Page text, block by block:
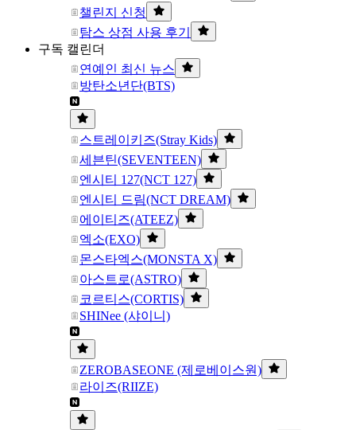
챌린지 신청
탐스 상점 사용 후기
구독 캘린더
연예인 최신 뉴스
방탄소년단(BTS)
스트레이키즈(Stray Kids)
세븐틴(SEVENTEEN)
엔시티 127(NCT 127)
엔시티 드림(NCT DREAM)
에이티즈(ATEEZ)
엑소(EXO)
몬스타엑스(MONSTA X)
아스트로(ASTRO)
코르티스(CORTIS)
SHINee (샤이니)
ZEROBASEONE (제로베이스원)
라이즈(RIIZE)